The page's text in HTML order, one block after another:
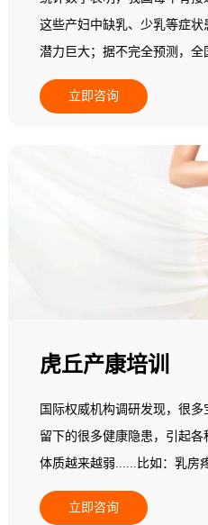
这些产妇中缺乳、少乳等症
潜力巨大；据不完全预测，全
现在实际从业人员在一个中等
上的县级地区专业催乳师数量
后劲无穷，是个朝阳产业！
立即咨询
虎丘产康培训
国际权威机构调研发现，很
留下的很多健康隐患，引起各
体质越来越弱......比如：乳房
达22%，头晕头痛的比例增加
16.5%，心悸者增加了
立即咨询